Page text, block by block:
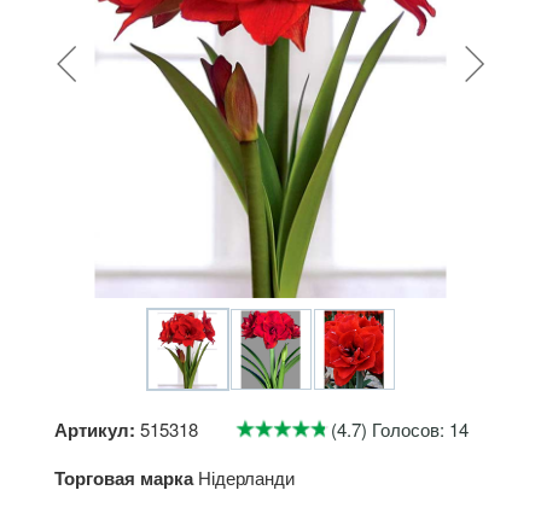
Артикул: 515318 (4.7) Голосов: 14
Торговая марка Нідерланди